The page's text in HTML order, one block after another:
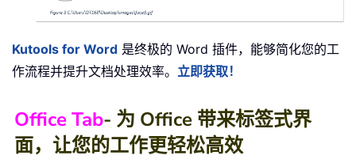
Kutools for Word 是终极的 Word 插件，能够简化您的工
作流程并提升文档处理效率。 立即获取！
Office Tab- 为 Office 带来标签式界
面，让您的工作更轻松高效